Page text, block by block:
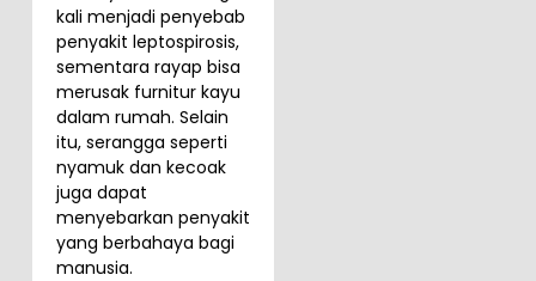
kali menjadi penyebab
penyakit leptospirosis,
sementara rayap bisa
merusak furnitur kayu
dalam rumah. Selain
itu, serangga seperti
nyamuk dan kecoak
juga dapat
menyebarkan penyakit
yang berbahaya bagi
manusia.